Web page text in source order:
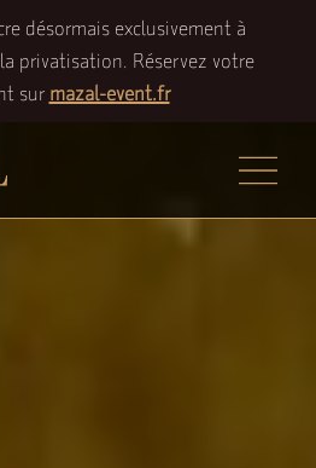
désormais exclusivement à
privatisation. Réservez votre
sur mazal-event.fr